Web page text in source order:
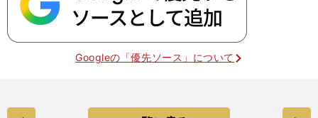
Googleの「優先ソース」について